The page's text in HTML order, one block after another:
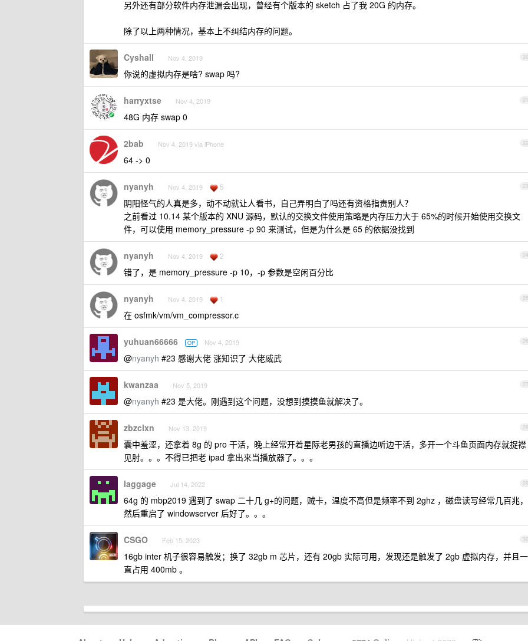
另外还有部分软件内存泄漏会出现，曾经有个版本的 sketch 占了我 20G 的内存。
除了以上两种情况，基本上不纠结内存的问题。
20
Cyshall Nov 4, 2019
你说的虚拟内存是啥? swap 吗?
21
harryxtse Nov 4, 2019
48G 内存 swap 0
22
2bab Nov 4, 2019 via iPhone
64 -> 0
23
nyanyh Nov 4, 2019 5
阴阳怪气的人真是多，动不动就让人看书，自己弄明白了吗还有资格指责别人？
之前看过 10.14 某个版本的 XNU 源码，默认的交换文件使用策略是内存压力大于 65%的时候开始使用交换文
件，可以使用 memory_pressure -p 90 来测试，但是为什么是 65 的依据没找到
24
nyanyh Nov 4, 2019 2
错了，是 memory_pressure -p 10，-p 参数是空闲百分比
25
nyanyh Nov 4, 2019 1
在 osfmk/vm/vm_compressor.c
26
yuhuan66666 OP Nov 4, 2019
@nyanyh #23 感谢大佬 涨知识了 大佬威武
27
kwanzaa Nov 5, 2019
@nyanyh #23 是大佬。刚遇到这个问题，没想到摸摸鱼就解决了。
28
zbzclxn Nov 13, 2019
囊中羞涩，还拿着 8g 的 pro 干活，晚上经常开着星际老男孩的直播边听边干活，多开一个斗鱼页面内存就捉襟
见肘。。。不得已把老 ipad 拿出来当播放器了。。。
29
laggage Jul 14, 2022
64g 的 mbp2019 遇到了 swap 二十几 g+的问题，贼卡，温度不高但是频率不到 2ghz ，磁盘读写经常几百兆，
然后重启了 windowserver 后好了。。。
30
CSGO Feb 15, 2023
16gb inter 机子很容易触发；换了 32gb m 芯片，还有 20gb 实际可用，发现还是触发了 2gb 虚拟内存，并且一
直占用 400mb 。